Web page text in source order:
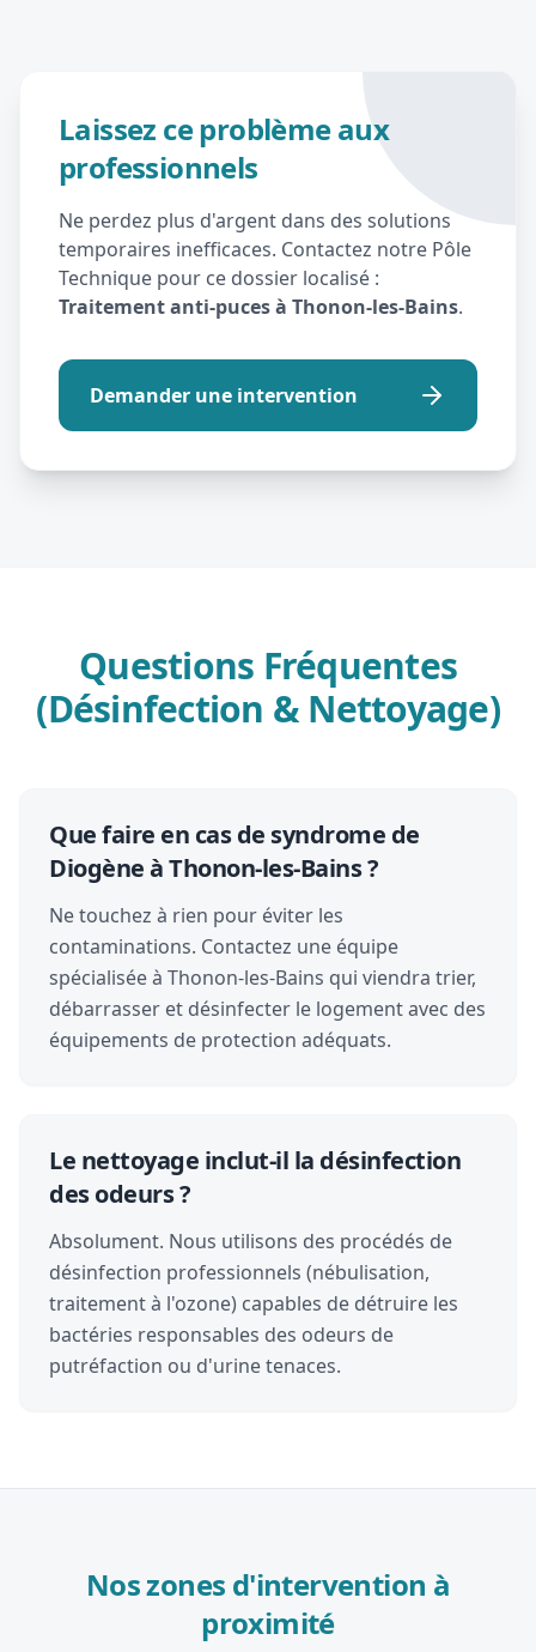
Laissez ce problème aux
professionnels
Ne perdez plus d'argent dans des solutions
temporaires inefficaces. Contactez notre Pôle
Technique pour ce dossier localisé :
Traitement anti-puces à Thonon-les-Bains.
Demander une intervention
Questions Fréquentes
(Désinfection & Nettoyage)
Que faire en cas de syndrome de
Diogène à Thonon-les-Bains ?
Ne touchez à rien pour éviter les
contaminations. Contactez une équipe
spécialisée à Thonon-les-Bains qui viendra trier,
débarrasser et désinfecter le logement avec des
équipements de protection adéquats.
Le nettoyage inclut-il la désinfection
des odeurs ?
Absolument. Nous utilisons des procédés de
désinfection professionnels (nébulisation,
traitement à l'ozone) capables de détruire les
bactéries responsables des odeurs de
putréfaction ou d'urine tenaces.
Nos zones d'intervention à
proximité